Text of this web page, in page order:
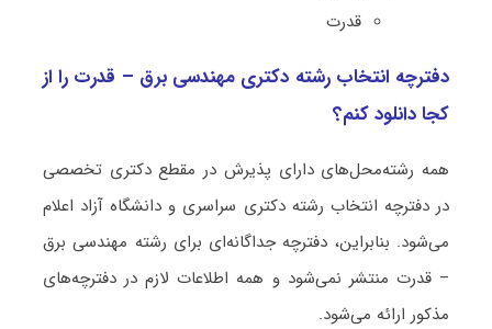
ﻗﺪرت
دفترچه انتخاب رشته دکتری ﻣﻬﻨﺪسی ﺑﺮق – ﻗﺪرت را از
کجا دانلود کنم؟
همه رشته‌محل‌های دارای پذیرش در مقطع دکتری تخصصی
در دفترچه انتخاب رشته دکتری سراسری و دانشگاه آزاد اعلام
می‌شود. بنابراین، دفترچه جداگانه‌ای برای رشته ﻣﻬﻨﺪسی ﺑﺮق
– ﻗﺪرت منتشر نمی‌شود و همه اطلاعات لازم در دفترچه‌های
مذکور ارائه می‌شود.